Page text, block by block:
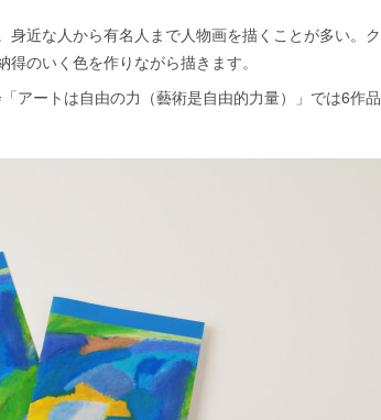
近な人から有名人まで人物画を描くことが多い。ク
のいく色を作りながら描きます。
アートは自由の力（藝術是自由的力量）」では6作品